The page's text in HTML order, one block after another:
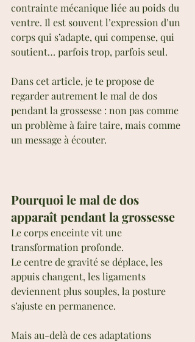
contrainte mécanique liée au poids du
ventre. Il est souvent l’expression d’un
corps qui s’adapte, qui compense, qui
soutient… parfois trop, parfois seul.
Dans cet article, je te propose de
regarder autrement le mal de dos
pendant la grossesse : non pas comme
un problème à faire taire, mais comme
un message à écouter.
Pourquoi le mal de dos
apparaît pendant la grossesse
Le corps enceinte vit une
transformation profonde.
Le centre de gravité se déplace, les
appuis changent, les ligaments
deviennent plus souples, la posture
s’ajuste en permanence.
Mais au-delà de ces adaptations